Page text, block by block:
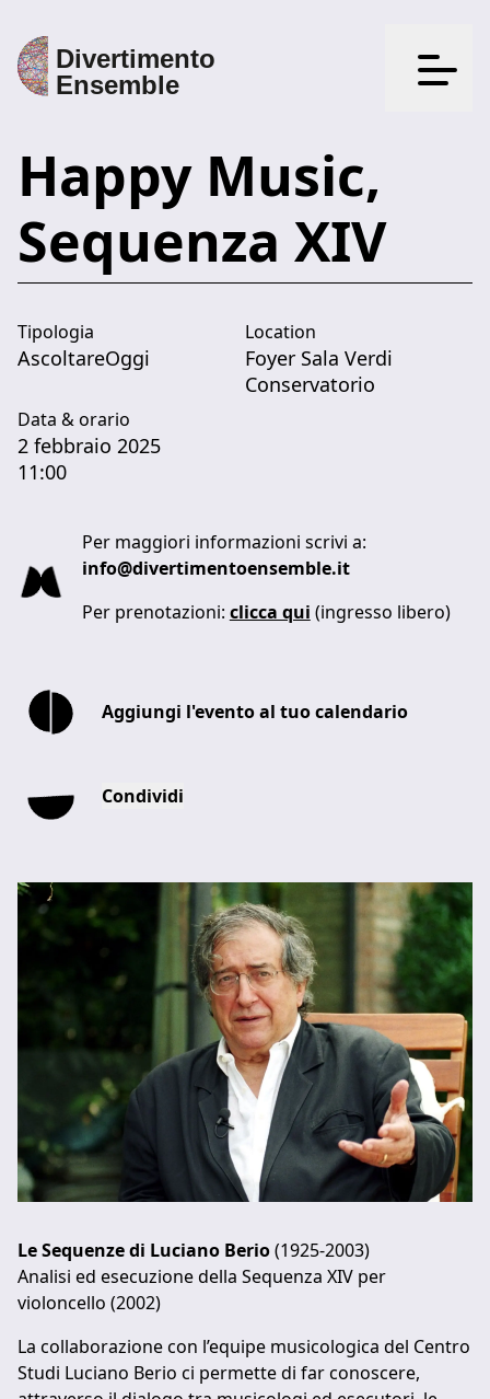
Apri il
Happy Music,
Sequenza XIV
Tipologia
AscoltareOggi
Location
Foyer Sala Verdi
Conservatorio
Data & orario
2 febbraio 2025
11:00
Per maggiori informazioni scrivi a:
info@divertimentoensemble.it
Per prenotazioni: clicca qui (ingresso libero)
Aggiungi l'evento al tuo calendario
Condividi
Le Sequenze di Luciano Berio(1925-2003)
Analisi ed esecuzione della Sequenza XIV per
violoncello (2002)
La collaborazione con l’equipe musicologica del Centro
Studi Luciano Berio ci permette di far conoscere,